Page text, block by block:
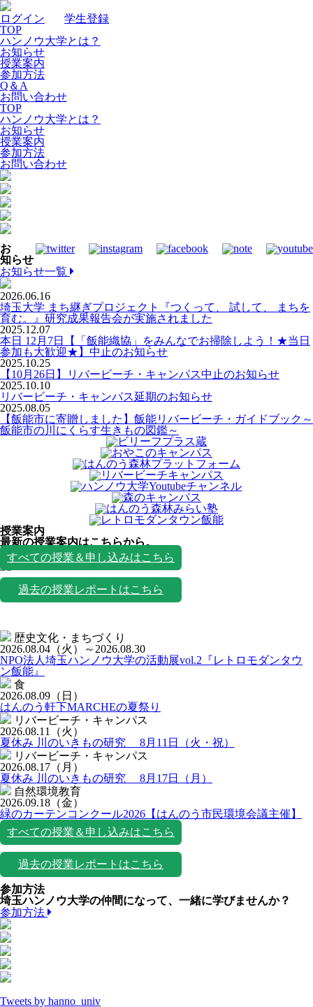
ログイン
学生登録
TOP
ハンノウ大学とは？
お知らせ
授業案内
参加方法
Q＆A
お問い合わせ
TOP
ハンノウ大学とは？
お知らせ
授業案内
参加方法
お問い合わせ
お
知らせ
お知らせ一覧
2026.06.16
埼玉大学 まち継ぎプロジェクト『つくって、 試して、 まちを
育む。』研究成果報告会が実施されました
2025.12.07
本日 12月7日【「飯能織協」をみんなでお掃除しよう！★当日
参加も大歓迎★】中止のお知らせ
2025.10.25
【10月26日】リバービーチ・キャンパス中止のお知らせ
2025.10.10
リバービーチ・キャンパス延期のお知らせ
2025.08.05
【飯能市に寄贈しました】飯能リバービーチ・ガイドブック～
飯能市の川にくらす生きもの図鑑～
授業案内
最新の授業案内はこちらから。
授業一覧
すべての授業＆申し込みはこちら
過去の授業レポートはこちら
歴史文化・まちづくり
2026.08.04 （火）
～2026.08.30
NPO法人埼玉ハンノウ大学の活動展vol.2『レトロモダンタウ
ン飯能』
食
2026.08.09 （日）
はんのう軒下MARCHEの夏祭り
リバービーチ・キャンパス
2026.08.11
（火）
夏休み 川のいきもの研究 8月11日（火・祝）
リバービーチ・キャンパス
2026.08.17 （月）
夏休み 川のいきもの研究 8月17日（月）
自然環境教育
2026.09.18 （金）
緑のカーテンコンクール2026【はんのう市民環境会議主催】
すべての授業＆申し込みはこちら
過去の授業レポートはこちら
参加方法
埼玉ハンノウ大学の仲間になって、一緒に学びませんか？
参加方法
Tweets by hanno_univ